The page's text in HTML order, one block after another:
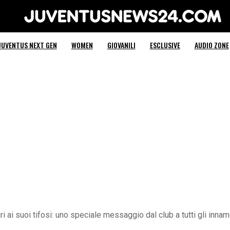
Juventus News 24
NEXT GEN WOMEN GIOVANILI ESCLUSIVE AUDIO ZONE
ai suoi tifosi: uno speciale messaggio dal club a tutti gli